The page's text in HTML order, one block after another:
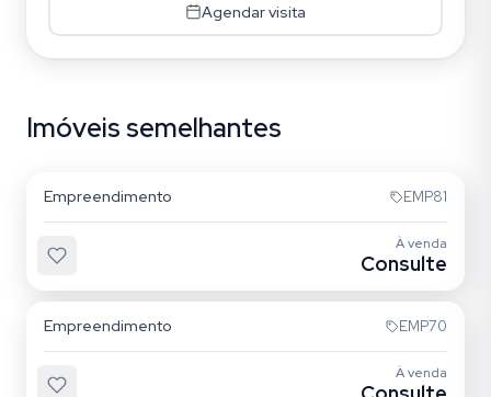
Agendar visita
Imóveis semelhantes
Belenzinho
Empreendimento EMP81
À venda
Consulte
Empreendimento EMP70
À venda